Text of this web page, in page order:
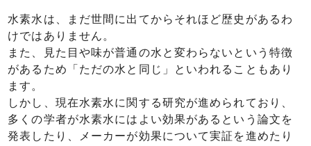
水素水は、まだ世間に出てからそれほど歴史があるわ
けではありません。
また、見た目や味が普通の水と変わらないという特徴
があるため「ただの水と同じ」といわれることもあり
ます。
しかし、現在水素水に関する研究が進められており、
多くの学者が水素水にはよい効果があるという論文を
発表したり、メーカーが効果について実証を進めたり